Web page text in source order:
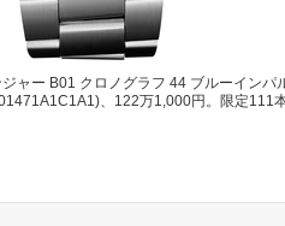
ャー B01 クロノグラフ 44 ブルーインパ
、122万1,000円。限定111